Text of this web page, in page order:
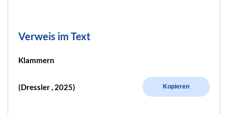
Verweis im Text
Klammern
(Dressler , 2025) Kopieren